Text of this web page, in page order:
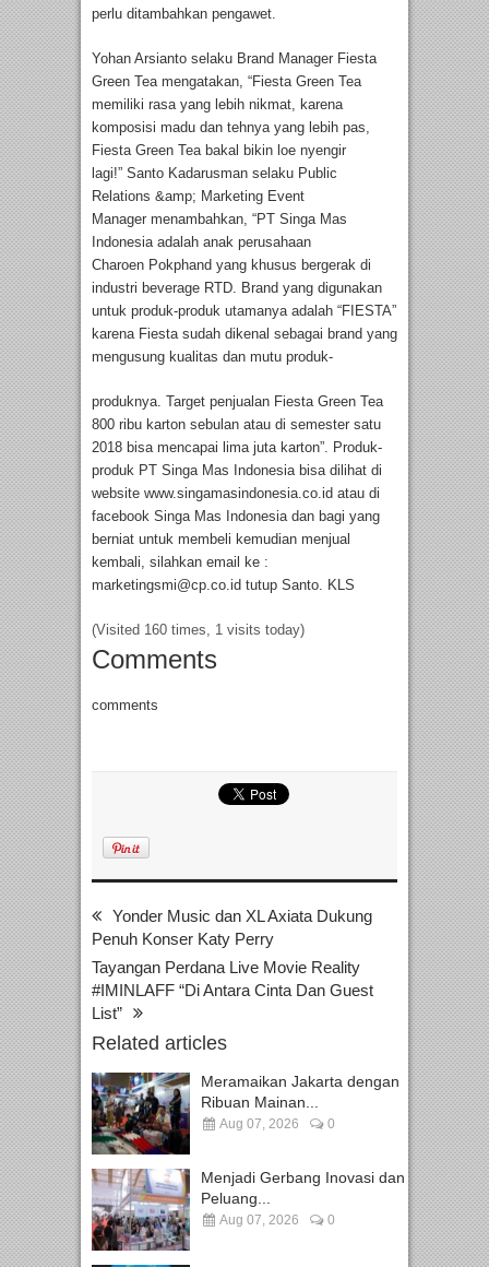
perlu ditambahkan pengawet.
Yohan Arsianto selaku Brand Manager Fiesta
Green Tea mengatakan, “Fiesta Green Tea
memiliki rasa yang lebih nikmat, karena
komposisi madu dan tehnya yang lebih pas,
Fiesta Green Tea bakal bikin loe nyengir
lagi!” Santo Kadarusman selaku Public
Relations &amp; Marketing Event
Manager menambahkan, “PT Singa Mas
Indonesia adalah anak perusahaan
Charoen Pokphand yang khusus bergerak di
industri beverage RTD. Brand yang digunakan
untuk produk-produk utamanya adalah “FIESTA”
karena Fiesta sudah dikenal sebagai brand yang
mengusung kualitas dan mutu produk-
produknya. Target penjualan Fiesta Green Tea
800 ribu karton sebulan atau di semester satu
2018 bisa mencapai lima juta karton”. Produk-
produk PT Singa Mas Indonesia bisa dilihat di
website www.singamasindonesia.co.id atau di
facebook Singa Mas Indonesia dan bagi yang
berniat untuk membeli kemudian menjual
kembali, silahkan email ke :
marketingsmi@cp.co.id tutup Santo. KLS
(Visited 160 times, 1 visits today)
Comments
comments
Yonder Music dan XL Axiata Dukung
Penuh Konser Katy Perry
Tayangan Perdana Live Movie Reality
#IMINLAFF “Di Antara Cinta Dan Guest
List”
Related articles
Meramaikan Jakarta dengan
Ribuan Mainan...
Aug 07, 2026 0
Menjadi Gerbang Inovasi dan
Peluang...
Aug 07, 2026 0